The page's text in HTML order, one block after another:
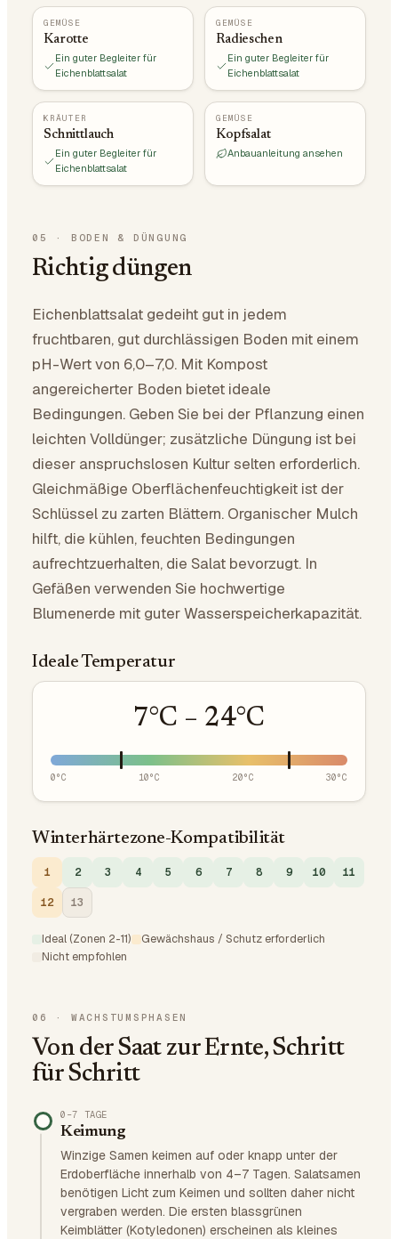
GEMÜSE
Karotte
Ein guter Begleiter für
Eichenblattsalat
GEMÜSE
Radieschen
Ein guter Begleiter für
Eichenblattsalat
KRÄUTER
Schnittlauch
Ein guter Begleiter für
Eichenblattsalat
GEMÜSE
Kopfsalat
Anbauanleitung ansehen
05 · BODEN & DÜNGUNG
Richtig düngen
Eichenblattsalat gedeiht gut in jedem
fruchtbaren, gut durchlässigen Boden mit einem
pH-Wert von 6,0–7,0. Mit Kompost
angereicherter Boden bietet ideale
Bedingungen. Geben Sie bei der Pflanzung einen
leichten Volldünger; zusätzliche Düngung ist bei
dieser anspruchslosen Kultur selten erforderlich.
Gleichmäßige Oberflächenfeuchtigkeit ist der
Schlüssel zu zarten Blättern. Organischer Mulch
hilft, die kühlen, feuchten Bedingungen
aufrechtzuerhalten, die Salat bevorzugt. In
Gefäßen verwenden Sie hochwertige
Blumenerde mit guter Wasserspeicherkapazität.
Ideale Temperatur
7°C – 24°C
0°C 10°C 20°C 30°C
Winterhärtezone-Kompatibilität
1 2 3 4 5 6 7 8 9 10 11
12 13
Ideal (Zonen 2-11)
Gewächshaus / Schutz erforderlich
Nicht empfohlen
06 · WACHSTUMSPHASEN
Von der Saat zur Ernte, Schritt
für Schritt
0–7 TAGE
Keimung
Winzige Samen keimen auf oder knapp unter der
Erdoberfläche innerhalb von 4–7 Tagen. Salatsamen
benötigen Licht zum Keimen und sollten daher nicht
vergraben werden. Die ersten blassgrünen
Keimblätter (Kotyledonen) erscheinen als kleines